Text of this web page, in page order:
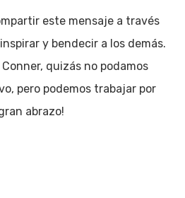
este mensaje a través
y bendecir a los demás.
quizás no podamos
pero podemos trabajar por
abrazo!